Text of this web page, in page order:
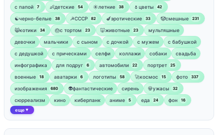
‍с папой 7 👶детские 54 ☀️летние 38 🌷цветы 42
☯︎черно-белые 38 ☭СССР 82 🍆эротические 33 🤡смешные 231
😸котики 34 🎂с тортом 23 🐷животные 23
мультяшные
девочки
мальчики с сыном с дочкой с мужем
с бабушкой
с дедушкой
с прическами селфи коллажи собаки
свадьба
инфографика
для подруг 6 автомобили 22 портрет 25
военные 18 аватарки 6 логотипы 58 🚀космос 15 фото 337
изображения 680 👽фантастические сирень 💀ужасы 32
сюрреализм кино киберпанк аниме 5 еда 24 фон 16
еще ▼